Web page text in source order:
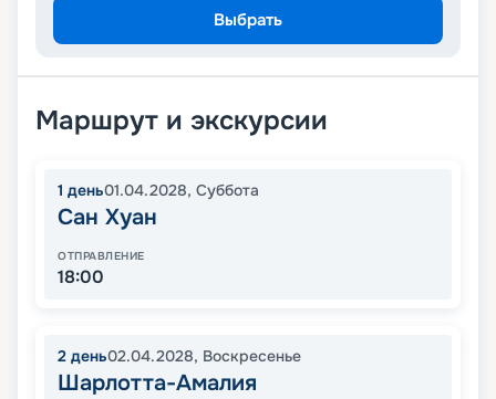
Выбрать
Маршрут и экскурсии
1 день01.04.2028, Суббота
Сан Хуан
ОТПРАВЛЕНИЕ
18:00
2 день02.04.2028, Воскресенье
Шарлотта-Амалия